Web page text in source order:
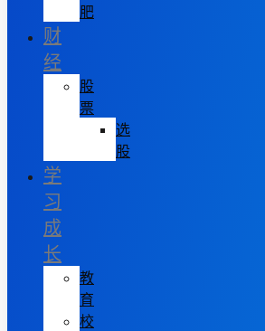
肥
财
经
股
票
选
股
学
习
成
长
教
育
校